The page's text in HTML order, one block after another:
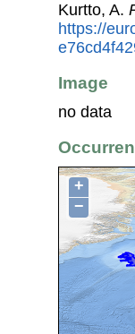
Kurtto, A.
https://
Image
no data
+
−